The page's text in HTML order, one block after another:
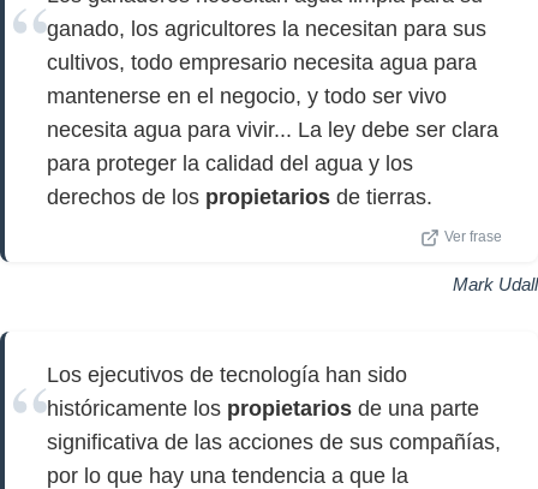
ganado, los agricultores la necesitan para sus
cultivos, todo empresario necesita agua para
mantenerse en el negocio, y todo ser vivo
necesita agua para vivir... La ley debe ser clara
para proteger la calidad del agua y los
derechos de los propietarios de tierras.
Ver frase
Mark Udall
Los ejecutivos de tecnología han sido
históricamente los propietarios de una parte
significativa de las acciones de sus compañías,
por lo que hay una tendencia a que la